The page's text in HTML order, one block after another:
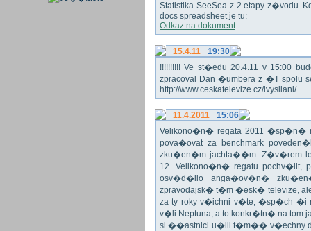
Statistika SeeSea z 2.etapy z�vodu.
docs spreadsheet je tu:
Odkaz na dokument
15.4.11
19:30
!!!!!!!!!! Ve st�edu 20.4.11 v 15:00
zpracoval Dan �umbera z �T spolu
http://www.ceskatelevize.cz/ivysilani/
11.4.2011
15:06
Velikono�n� regata 2011 �sp�n�
pova�ovat za benchmark
zku�en�m jachta��m. Z�v�rem
12. Velikono�n� regatu
osv�d�ilo anga�ov�n�
zpravodajsk� t�m �esk� televize,
za ty roky v�ichni v�te, �sp�ch
v�li Neptuna, a to konkr�tn� na tom
si ��astnici u�ili t�m�� v�echny